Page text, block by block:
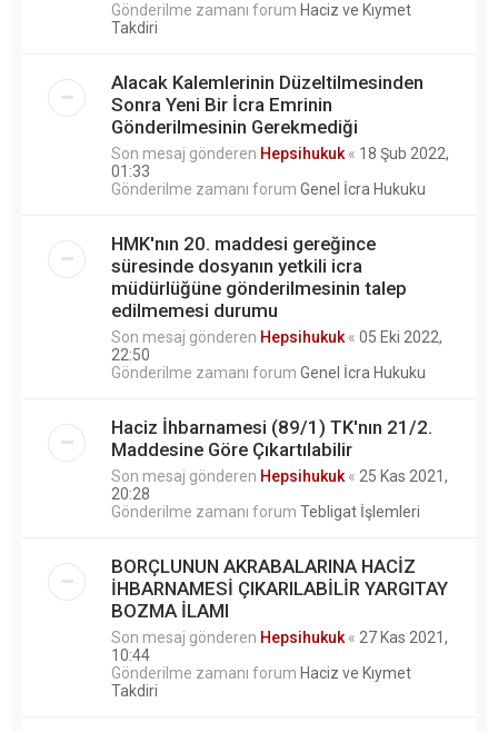
Gönderilme zamanı forum Haciz ve Kıymet
Takdiri
Alacak Kalemlerinin Düzeltilmesinden
Sonra Yeni Bir İcra Emrinin
Gönderilmesinin Gerekmediği
Son mesaj gönderen Hepsihukuk « 18 Şub 2022,
01:33
Gönderilme zamanı forum Genel İcra Hukuku
HMK'nın 20. maddesi gereğince
süresinde dosyanın yetkili icra
müdürlüğüne gönderilmesinin talep
edilmemesi durumu
Son mesaj gönderen Hepsihukuk « 05 Eki 2022,
22:50
Gönderilme zamanı forum Genel İcra Hukuku
Haciz İhbarnamesi (89/1) TK'nın 21/2.
Maddesine Göre Çıkartılabilir
Son mesaj gönderen Hepsihukuk « 25 Kas 2021,
20:28
Gönderilme zamanı forum Tebligat İşlemleri
BORÇLUNUN AKRABALARINA HACİZ
İHBARNAMESİ ÇIKARILABİLİR YARGITAY
BOZMA İLAMI
Son mesaj gönderen Hepsihukuk « 27 Kas 2021,
10:44
Gönderilme zamanı forum Haciz ve Kıymet
Takdiri